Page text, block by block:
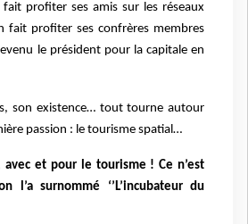
profiter ses amis sur les réseaux
fait profiter ses confrères membres
le président pour la capitale en
son existence… tout tourne autour
passion : le tourisme spatial…
et pour le tourisme ! Ce n’est
l’a surnommé ‘’L’incubateur du